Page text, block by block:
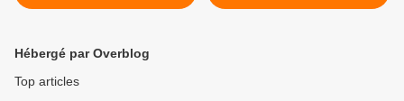
Emmanuel Bonne remet sa
incendie à Los Angeles >
Hébergé par Overblog
Top articles